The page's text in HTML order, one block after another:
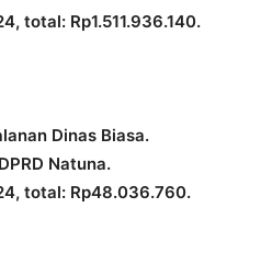
total: Rp1.511.936.140.
Dinas Biasa.
Natuna.
total: Rp48.036.760.